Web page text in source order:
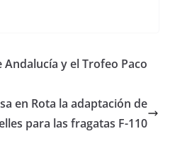
Andalucía y el Trofeo Paco
en Rota la adaptación de
para las fragatas F-110